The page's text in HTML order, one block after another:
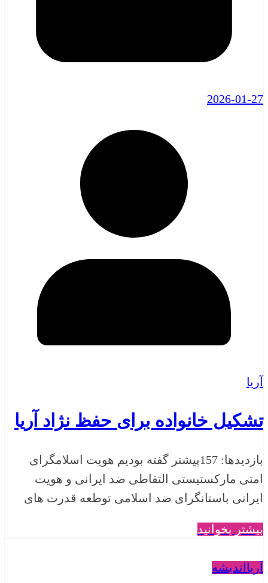
2026-01-27
آریا
تشکیل خانواده برای حفظ نژاد آریا
بازدیدها: 157پیشتر گفته بودیم هویت اسلامگرای
امتی مارکستیستی التقاطی ضد ایرانی و هویت
ایرانی باستانگرای ضد اسلامی توطعه قدرت های
بیشتر بخوانید
آریااندیشه